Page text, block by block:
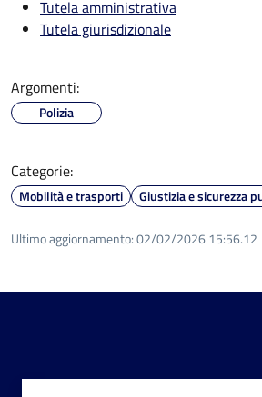
Tutela amministrativa
Tutela giurisdizionale
Argomenti:
Polizia
Categorie:
Mobilità e trasporti Giustizia e sicurezza
Ultimo aggiornamento:02/02/2026 15:56.12